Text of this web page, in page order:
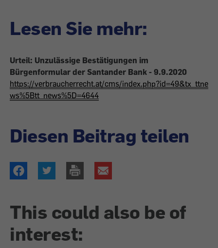
Lesen Sie mehr:
Urteil: Unzulässige Bestätigungen im
Bürgenformular der Santander Bank - 9.9.2020
https://verbraucherrecht.at/cms/index.php?id=49&tx_ttne
ws%5Btt_news%5D=4644
Diesen Beitrag teilen
This could also be of
interest: